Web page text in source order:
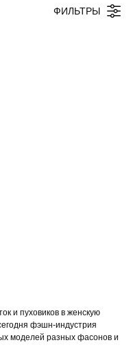
ФИЛЬТРЫ
и пуховиков в женскую
фэшн-индустрия
моделей разных фасонов и